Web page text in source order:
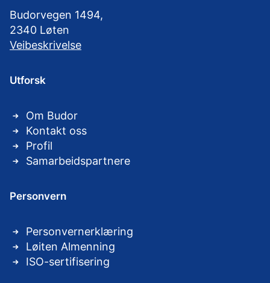
Budorvegen 1494,
2340 Løten
Veibeskrivelse
Utforsk
Om Budor
Kontakt oss
Profil
Samarbeidspartnere
Personvern
Personvernerklæring
Løiten Almenning
ISO-sertifisering